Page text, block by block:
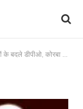
का 4 साल में चौथी बार ट्रांसफर